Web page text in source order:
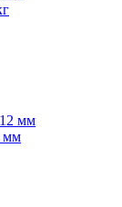
мм